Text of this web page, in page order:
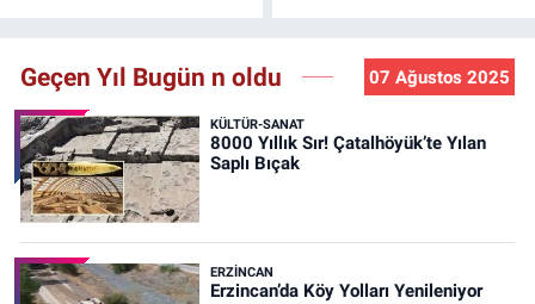
Geçen Yıl Bugün n oldu 07 Ağustos 2025
KÜLTÜR-SANAT
8000 Yıllık Sır! Çatalhöyük’te Yılan
Saplı Bıçak
ERZINCAN
Erzincan’da Köy Yolları Yenileniyor